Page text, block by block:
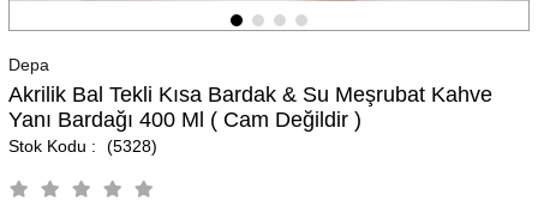
Depa
Akrilik Bal Tekli Kısa Bardak & Su Meşrubat Kahve
Yanı Bardağı 400 Ml ( Cam Değildir )
(5328)